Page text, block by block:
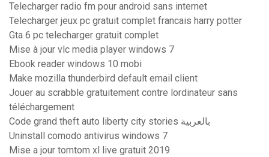
Telecharger radio fm pour android sans internet
Telecharger jeux pc gratuit complet francais harry potter
Gta 6 pc telecharger gratuit complet
Mise à jour vlc media player windows 7
Ebook reader windows 10 mobi
Make mozilla thunderbird default email client
Jouer au scrabble gratuitement contre lordinateur sans
téléchargement
Code grand theft auto liberty city stories بالعربية
Uninstall comodo antivirus windows 7
Mise a jour tomtom xl live gratuit 2019